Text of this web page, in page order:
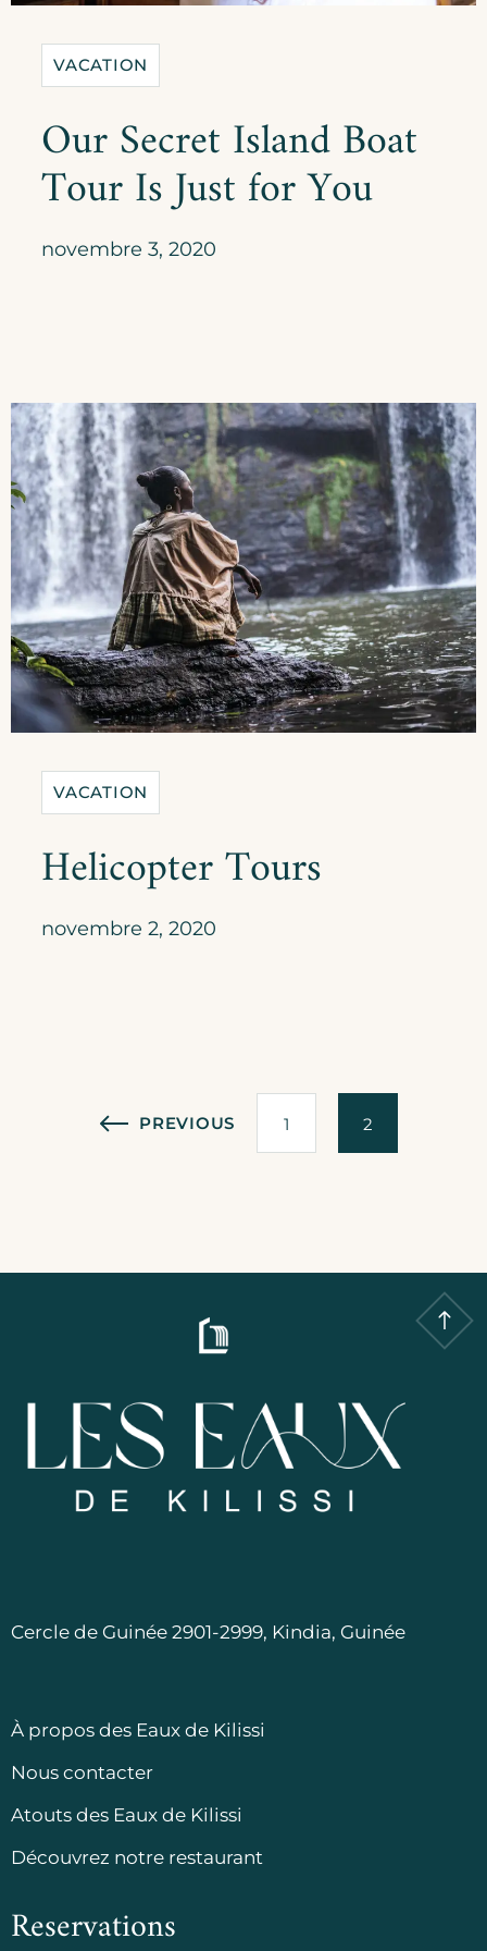
VACATION
Our Secret Island Boat
Tour Is Just for You
novembre 3, 2020
VACATION
Helicopter Tours
novembre 2, 2020
Navigation
articles
PREVIOUS 1 2
Cercle de Guinée 2901-2999, Kindia, Guinée
À propos des Eaux de Kilissi
Nous contacter
Atouts des Eaux de Kilissi
Découvrez notre restaurant
Reservations